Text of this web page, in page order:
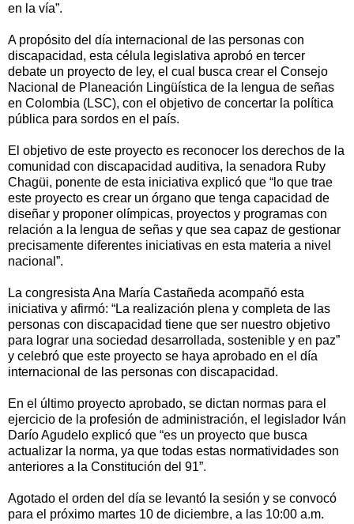
en la vía”.
A propósito del día internacional de las personas con
discapacidad, esta célula legislativa aprobó en tercer
debate un proyecto de ley, el cual busca crear el Consejo
Nacional de Planeación Lingüística de la lengua de señas
en Colombia (LSC), con el objetivo de concertar la política
pública para sordos en el país.
El objetivo de este proyecto es reconocer los derechos de la
comunidad con discapacidad auditiva, la senadora Ruby
Chagüi, ponente de esta iniciativa explicó que “lo que trae
este proyecto es crear un órgano que tenga capacidad de
diseñar y proponer olímpicas, proyectos y programas con
relación a la lengua de señas y que sea capaz de gestionar
precisamente diferentes iniciativas en esta materia a nivel
nacional”.
La congresista Ana María Castañeda acompañó esta
iniciativa y afirmó: “La realización plena y completa de las
personas con discapacidad tiene que ser nuestro objetivo
para lograr una sociedad desarrollada, sostenible y en paz”
y celebró que este proyecto se haya aprobado en el día
internacional de las personas con discapacidad.
En el último proyecto aprobado, se dictan normas para el
ejercicio de la profesión de administración, el legislador Iván
Darío Agudelo explicó que “es un proyecto que busca
actualizar la norma, ya que todas estas normatividades son
anteriores a la Constitución del 91”.
Agotado el orden del día se levantó la sesión y se convocó
para el próximo martes 10 de diciembre, a las 10:00 a.m.